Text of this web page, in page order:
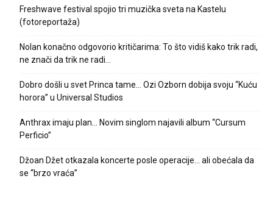
Freshwave festival spojio tri muzička sveta na Kastelu
(fotoreportaža)
Nolan konačno odgovorio kritičarima: To što vidiš kako trik radi,
ne znači da trik ne radi…
Dobro došli u svet Princa tame… Ozi Ozborn dobija svoju “Kuću
horora” u Universal Studios
Anthrax imaju plan… Novim singlom najavili album “Cursum
Perficio”
Džoan Džet otkazala koncerte posle operacije… ali obećala da
se “brzo vraća”